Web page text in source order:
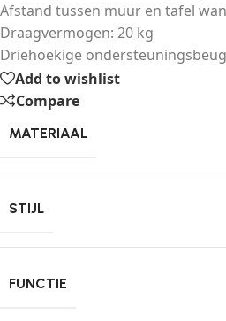
Afstand tussen muur en tafel
Draagvermogen: 20 kg
Driehoekige
Add to wishlist
Compare
MATERIAAL
STIJL
FUNCTIE